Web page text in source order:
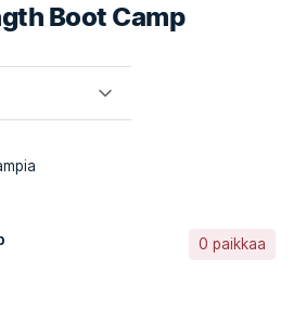
Boot Camp
0 paikkaa